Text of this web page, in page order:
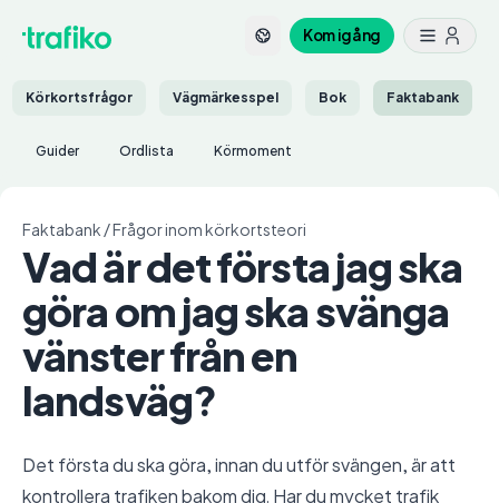
Kom igång
Körkortsfrågor Vägmärkesspel Bok Faktabank
Guider Ordlista Körmoment
Faktabank /Frågor inom körkortsteori
Vad är det första jag ska
göra om jag ska svänga
vänster från en
landsväg?
Det första du ska göra, innan du utför svängen, är att
kontrollera trafiken bakom dig. Har du mycket trafik